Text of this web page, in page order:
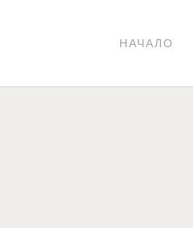
НАЧАЛО